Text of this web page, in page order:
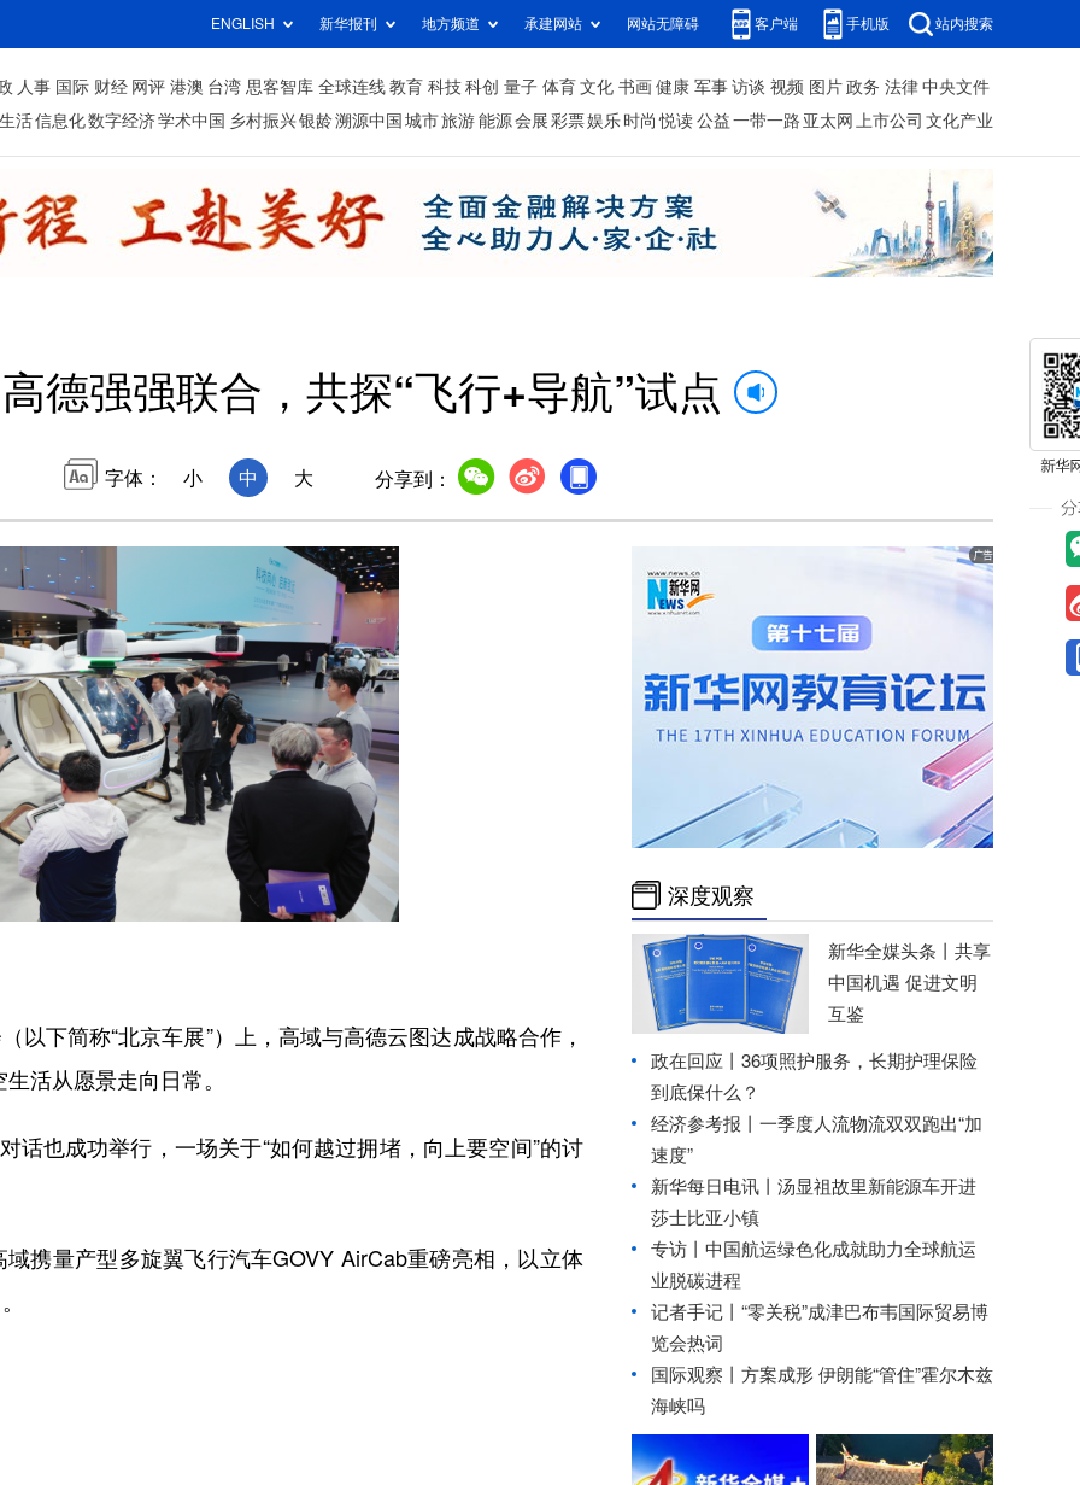
ENGLISH 新华报刊 地方频道 承建网站 网站无障碍 客户端 手机版 站内搜索
人事 国际 财经 网评 港澳 台湾 思客智库 全球连线 教育 科技 科创 量子 体育 文化 书画 健康 军事 访谈 视频 图片 政务 法律 中央文件
活信息化数字经济学术中国 乡村振兴银龄溯源中国 城市旅游 能源 会展 彩票娱乐 时尚 悦读 公益 一带一路 亚太网 上市公司 文化产业
德强强联合，共探“飞行+导航”试点
字体： 小 中 大 分享到：
简称“北京车展”）上，高域与高德云图达成战略合作，
活从愿景走向日常。
也成功举行，一场关于“如何越过拥堵，向上要空间”的讨
量产型多旋翼飞行汽车GOVY AirCab重磅亮相，以立体
深度观察
新华全媒头条丨 共享
中国机遇 促进文明
互鉴
政在回应丨36项照护服务，长期护理保险
到底保什么？
经济参考报丨 一季度人流物流双双跑出“加
速度”
新华每日电讯丨 汤显祖故里新能源车开进
莎士比亚小镇
专访丨中国航运绿色化成就助力全球航运
业脱碳进程
记者手记丨“零关税”成津巴布韦国际贸易博
览会热词
国际观察丨 方案成形 伊朗能“管住”霍尔木兹
海峡吗